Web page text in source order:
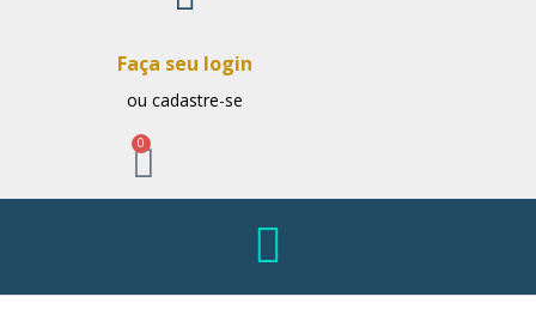
Faça seu login
ou cadastre-se
0